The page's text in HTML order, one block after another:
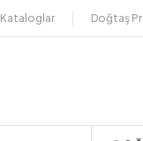
Kataloglar Doğtaş